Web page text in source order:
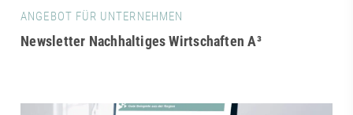
ANGEBOT FÜR UNTERNEHMEN
Newsletter Nachhaltiges Wirtschaften A³